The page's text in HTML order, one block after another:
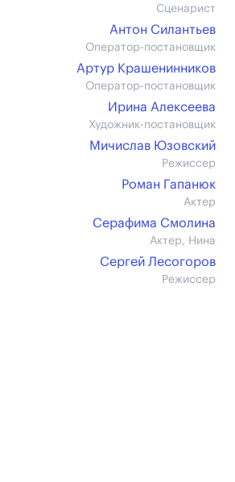
Сценарист
Антон Силантьев
Оператор-постановщик
Артур Крашенинников
Оператор-постановщик
Ирина Алексеева
Художник-постановщик
Мичислав Юзовский
Режиссер
Роман Гапанюк
Актер
Серафима Смолина
Актер, Нина
Сергей Лесогоров
Режиссер